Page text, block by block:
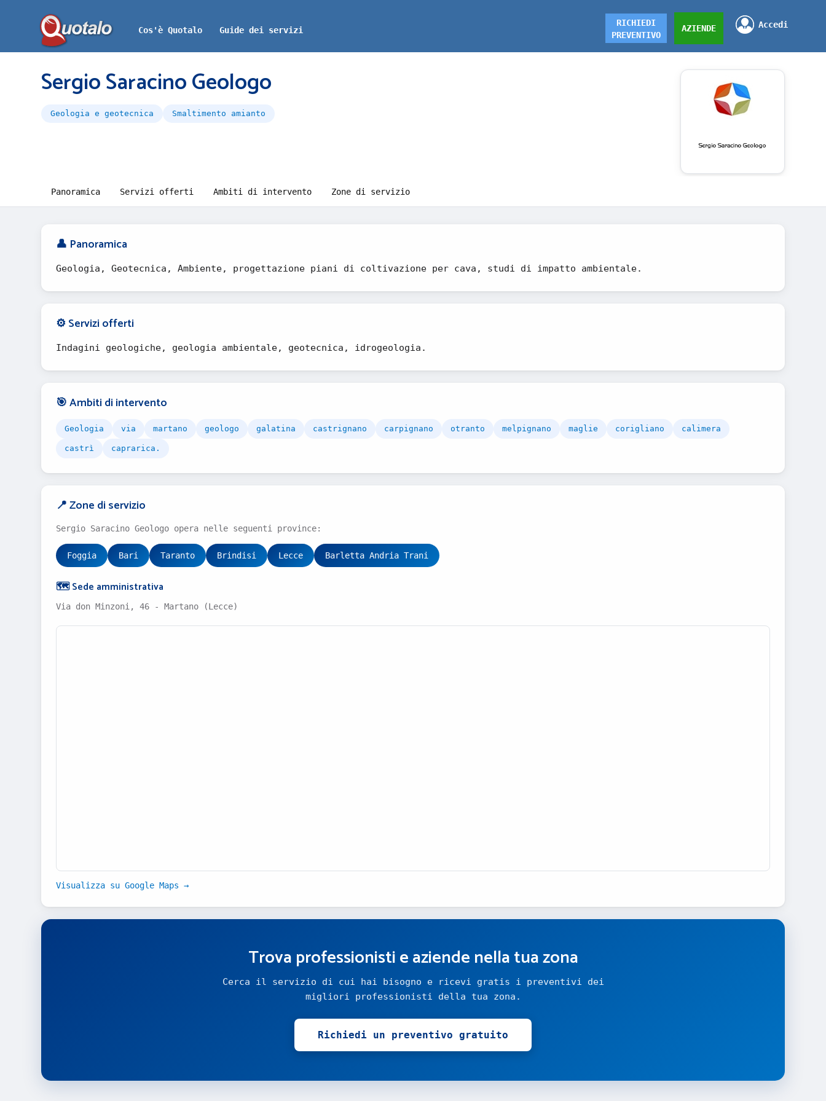
Cos'è Quotalo Guide dei servizi
Accedi
AZIENDE
RICHIEDI
PREVENTIVO
Sergio Saracino Geologo
Geologia e geotecnica Smaltimento amianto
Panoramica Servizi offerti Ambiti di intervento Zone di servizio
👤 Panoramica
Geologia, Geotecnica, Ambiente, progettazione piani di coltivazione per cava, studi di impatto ambientale.
⚙️ Servizi offerti
Indagini geologiche, geologia ambientale, geotecnica, idrogeologia.
🎯 Ambiti di intervento
Geologia via martano geologo galatina castrignano carpignano otranto melpignano maglie corigliano calimera
castrì caprarica.
📍 Zone di servizio
Sergio Saracino Geologo opera nelle seguenti province:
Foggia Bari Taranto Brindisi Lecce Barletta Andria Trani
🗺️ Sede amministrativa
Via don Minzoni, 46 - Martano (Lecce)
Visualizza su Google Maps →
Trova professionisti e aziende nella tua zona
Cerca il servizio di cui hai bisogno e ricevi gratis i preventivi dei
migliori professionisti della tua zona.
Richiedi un preventivo gratuito